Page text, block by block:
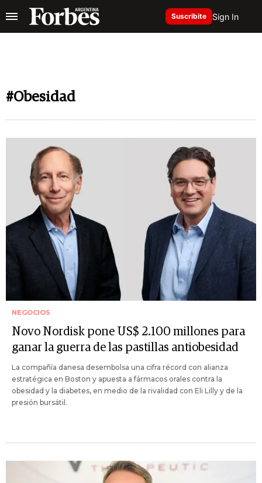
Suscribite Sign In
#Obesidad
NEGOCIOS
Novo Nordisk pone US$ 2.100 millones para
ganar la guerra de las pastillas antiobesidad
La compañía danesa desembolsa una cifra récord con alianza
estratégica en Boston y apuesta a fármacos orales contra la
obesidad y la diabetes, en medio de la rivalidad con Eli Lilly y de la
presión bursátil.